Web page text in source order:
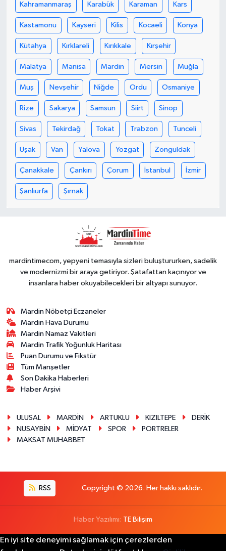
Kahramanmaraş Karabük Karaman Kars
Kastamonu Kayseri Kilis Kocaeli Konya
Kütahya Kırklareli Kırıkkale Kırşehir
Malatya Manisa Mardin Mersin Muğla
Muş Nevşehir Niğde Ordu Osmaniye
Rize Sakarya Samsun Siirt Sinop
Sivas Tekirdağ Tokat Trabzon Tunceli
Uşak Van Yalova Yozgat Zonguldak
Çanakkale Çankırı Çorum İstanbul İzmir
Şanlıurfa Şırnak
mardintimecom, yepyeni temasıyla sizleri buluştururken, sadelik
ve modernizmi bir araya getiriyor. Şatafattan kaçınıyor ve
insanlara haber okuyabilecekleri bir altyapı sunuyor.
Mardin Nöbetçi Eczaneler
Mardin Hava Durumu
Mardin Namaz Vakitleri
Mardin Trafik Yoğunluk Haritası
Puan Durumu ve Fikstür
Tüm Manşetler
Son Dakika Haberleri
Haber Arşivi
ULUSAL MARDİN ARTUKLU KIZILTEPE
DERİK
NUSAYBİN
MİDYAT SPOR
PORTRELER
MAKSAT MUHABBET
RSS Copyright © 2026. Her hakkı saklıdır.
Haber Yazılımı: TE Bilişim
En iyi site deneyimi sağlamak için çerezlerden